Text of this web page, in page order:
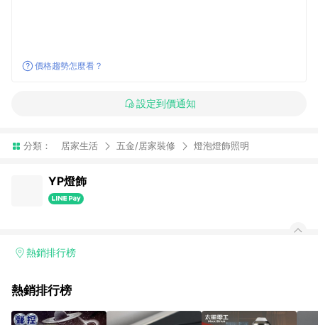
價格趨勢怎麼看？
設定到價通知
分類： 居家生活 五金/居家裝修 燈泡燈飾照明
YP燈飾
熱銷排行榜
熱銷排行榜